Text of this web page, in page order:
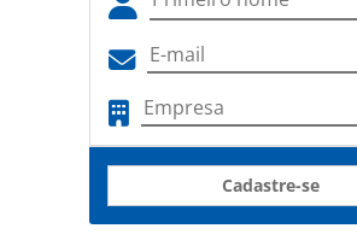
Cadastre-se